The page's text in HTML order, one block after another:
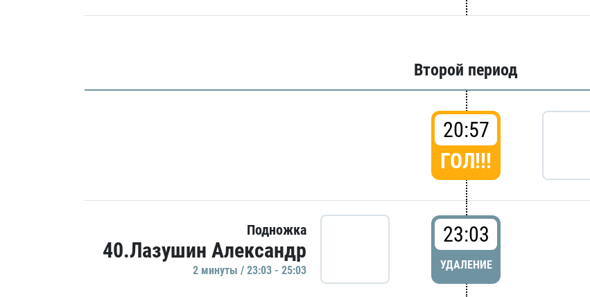
Второй период
20:57
ГОЛ!!!
Подножка
40.Лазушин Александр
2 минуты / 23:03 - 25:03
23:03
УДАЛЕНИЕ